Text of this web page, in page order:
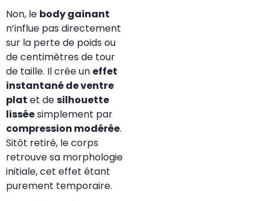
Non, le body gainant
n’influe pas directement
sur la perte de poids ou
de centimètres de tour
de taille. Il crée un effet
instantané de ventre
plat et desilhouette
lisséesimplement par
compression modérée.
Sitôt retiré, le corps
retrouve sa morphologie
initiale, cet effet étant
purement temporaire.